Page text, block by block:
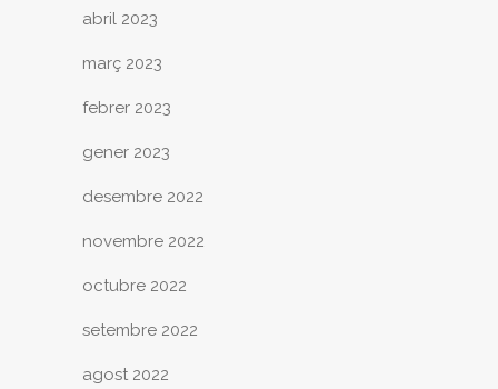
abril 2023
març 2023
febrer 2023
gener 2023
desembre 2022
novembre 2022
octubre 2022
setembre 2022
agost 2022